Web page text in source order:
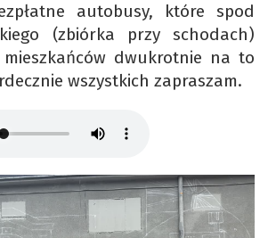
autobusy, które spod
(zbiórka przy schodach)
mieszkańców dwukrotnie na to
wszystkich zapraszam.